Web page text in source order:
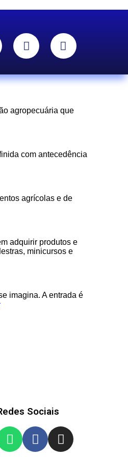
agropecuária que
com antecedência
agrícolas e de
adquirir produtos e
minicursos e
imagina. A entrada é
Sociais